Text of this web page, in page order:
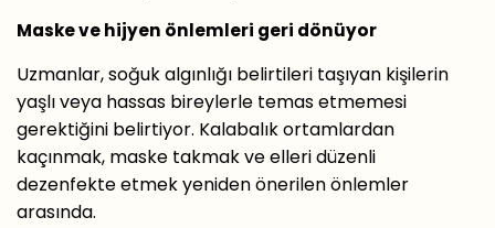
Maske ve hijyen önlemleri geri dönüyor
Uzmanlar, soğuk algınlığı belirtileri taşıyan kişilerin
yaşlı veya hassas bireylerle temas etmemesi
gerektiğini belirtiyor. Kalabalık ortamlardan
kaçınmak, maske takmak ve elleri düzenli
dezenfekte etmek yeniden önerilen önlemler
arasında.